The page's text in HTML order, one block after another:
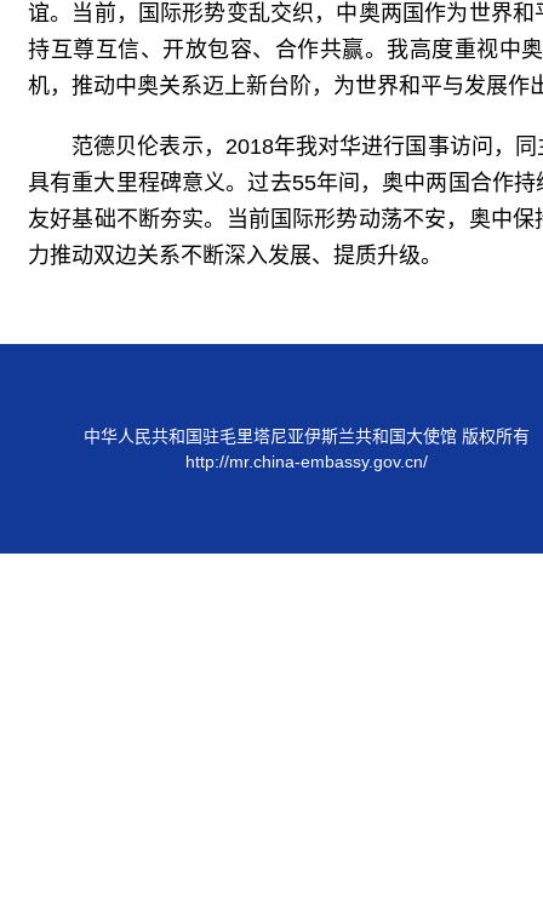
谊。当前，国际形势变乱交织，中奥两国作为世界
持互尊互信、开放包容、合作共赢。我高度重视中
机，推动中奥关系迈上新台阶，为世界和平与发展作
范德贝伦表示，2018年我对华进行国事访问，
具有重大里程碑意义。过去55年间，奥中两国合作
友好基础不断夯实。当前国际形势动荡不安，奥中
力推动双边关系不断深入发展、提质升级。
中华人民共和国驻毛里塔尼亚伊斯兰共和国大使馆 版权所有
http://mr.china-embassy.gov.cn/